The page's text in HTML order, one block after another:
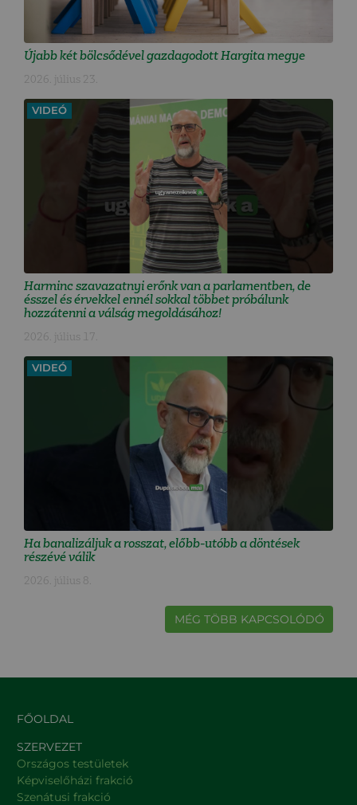
Újabb két bölcsődével gazdagodott Hargita megye
2026. július 23.
VIDEÓ
Harminc szavazatnyi erőnk van a parlamentben, de
ésszel és érvekkel ennél sokkal többet próbálunk
hozzátenni a válság megoldásához!
2026. július 17.
VIDEÓ
Ha banalizáljuk a rosszat, előbb-utóbb a döntések
részévé válik
2026. július 8.
MÉG TÖBB KAPCSOLÓDÓ
FŐOLDAL
SZERVEZET
Országos testületek
Képviselőházi frakció
Szenátusi frakció